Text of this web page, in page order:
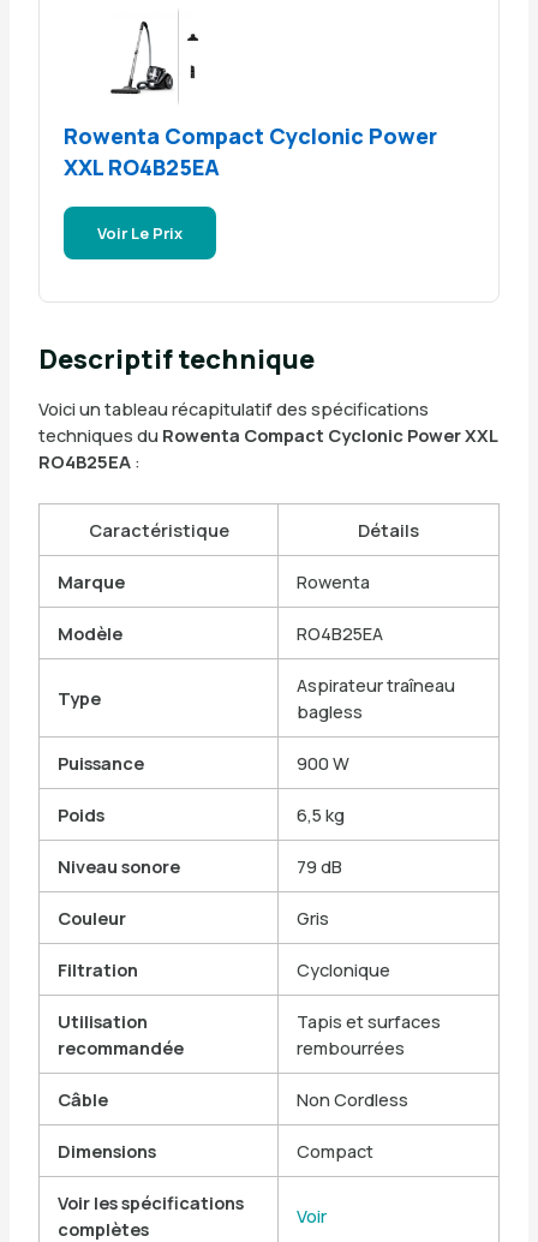
Rowenta Compact Cyclonic Power
XXL RO4B25EA
Voir Le Prix
Descriptif technique
Voici un tableau récapitulatif des spécifications
techniques du Rowenta Compact Cyclonic Power XXL
RO4B25EA:
Caractéristique Détails
Marque Rowenta
Modèle RO4B25EA
Type
Aspirateur traîneau
bagless
Puissance 900 W
Poids 6,5 kg
Niveau sonore 79 dB
Couleur Gris
Filtration Cyclonique
Utilisation
recommandée
Tapis et surfaces
rembourrées
Câble Non Cordless
Dimensions Compact
Voir les spécifications
complètes
Voir